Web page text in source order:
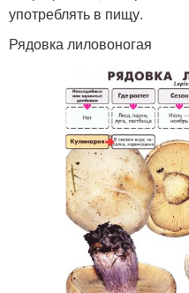
употреблять в пищу.
Рядовка лиловоногая